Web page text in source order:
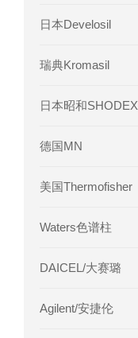
日本Develosil
瑞典Kromasil
日本昭和SHODEX
德国MN
美国Thermofisher
Waters色谱柱
DAICEL/大赛璐
Agilent/安捷伦